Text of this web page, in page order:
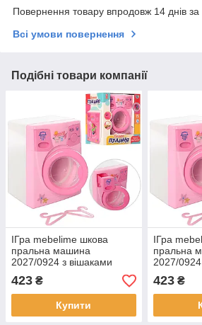
Повернення товару впродовж 14 днів за
Всі умови повернення
Подібні товари компанії
ІГра mebelime шкова
пральна машина
2027/0924 з вішаками
423 ₴
Купити
ІГра
пральна
2027/
423₴